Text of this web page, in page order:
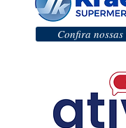
Confira nossas